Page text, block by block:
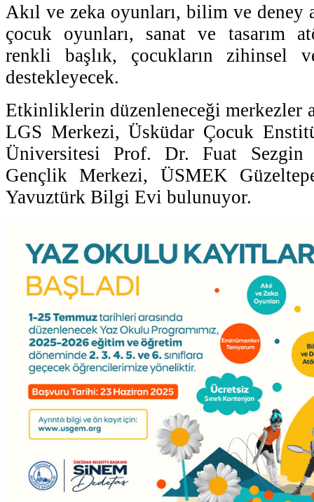
Akıl ve zeka oyunları, bilim ve deney
çocuk oyunları, sanat ve tasarım
renkli başlık, çocukların zihinsel
destekleyecek.
Etkinliklerin düzenleneceği merkezler
LGS Merkezi, Üsküdar Çocuk
Üniversitesi Prof. Dr. Fuat Sezgin
Gençlik Merkezi, ÜSMEK
Yavuztürk Bilgi Evi bulunuyor.